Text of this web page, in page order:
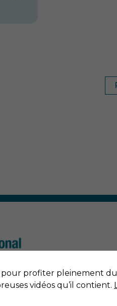
pour profiter pleinement
vidéos qu’il contient.